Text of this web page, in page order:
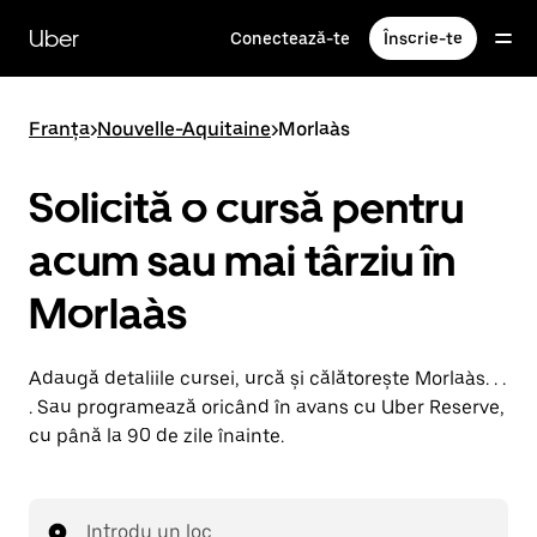
direct
conținutul
principal
Uber Conectează-te Înscrie-te
Franța>Nouvelle-Aquitaine>Morlaàs
Solicită o cursă pentru
acum sau mai târziu în
Morlaàs
Adaugă detaliile cursei, urcă și călătorește Morlaàs. . .
. Sau programează oricând în avans cu Uber Reserve,
cu până la 90 de zile înainte.
Introdu un loc